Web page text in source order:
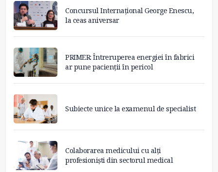
Concursul Internațional George Enescu,
la ceas aniversar
PRIMER: Întreruperea energiei în fabrici
ar pune pacienții în pericol
Subiecte unice la examenul de specialist
Colaborarea medicului cu alți
profesioniști din sectorul medical